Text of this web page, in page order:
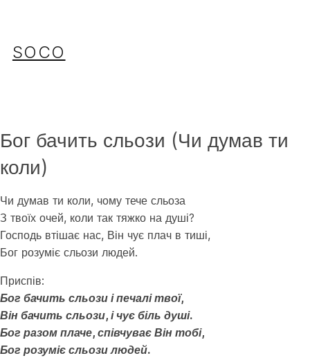
SOCO
Бог бачить сльози (Чи думав ти
коли)
Чи думав ти коли, чому тече сльоза
З твоїх очей, коли так тяжко на душі?
Господь втішає нас, Він чує плач в тиші,
Бог розуміє сльози людей.
Приспів:
Бог бачить сльози і печалі твої,
Він бачить сльози, і чує біль душі.
Бог разом плаче, співчуває Він тобі,
Бог розуміє сльози людей.